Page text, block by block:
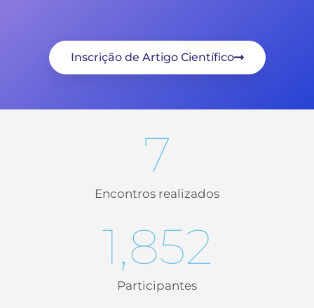
Inscrição de Artigo Científico
Encontros realizados
7
Participantes
1,852